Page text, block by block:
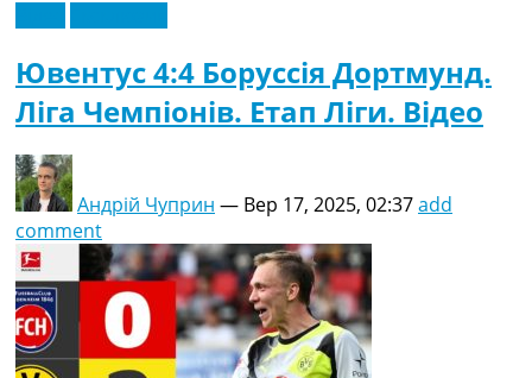
Ювентус 4:4 Боруссія Дортмунд.
Ліга Чемпіонів. Етап Ліги. Відео
Андрій Чуприн — Вер 17, 2025, 02:37add
comment